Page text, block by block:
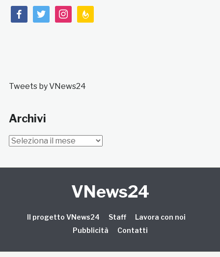
facebooktwitterinstagramfeedburner
Tweets by VNews24
Archivi
Archivi
VNews24
Il progetto VNews24 Staff
Lavora con noi
Pubblicità
Contatti